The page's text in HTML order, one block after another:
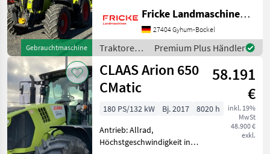
Gebrauchtmaschine
Frontkraftheber,
Frontzapfwelle,
mechanischer Oberlenker
vorne, 1x DW Steuergeräte
vorne, g
Fricke Landmaschinen GmbH
27404 Gyhum-Bockel
Traktoren /
Claas
Premium Plus Händler
CLAAS Arion 650
CMatic
58.191
€
inkl. 19%
MwSt
48.900 €
exkl.
180 PS/132 kW Bj. 2017
8020 h
Antrieb: Allrad,
Höchstgeschwindigkeit in